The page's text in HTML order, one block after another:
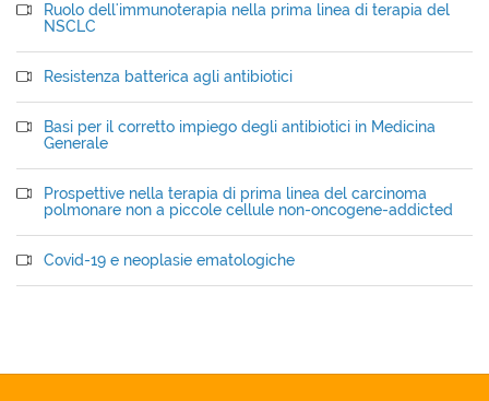
Ruolo dell'immunoterapia nella prima linea di terapia del
NSCLC
Resistenza batterica agli antibiotici
Basi per il corretto impiego degli antibiotici in Medicina
Generale
Prospettive nella terapia di prima linea del carcinoma
polmonare non a piccole cellule non-oncogene-addicted
Covid-19 e neoplasie ematologiche